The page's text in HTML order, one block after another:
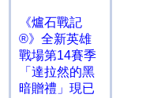
《爐石戰記
®》全新英雄
戰場第14賽季
「達拉然的黑
暗贈禮」現已